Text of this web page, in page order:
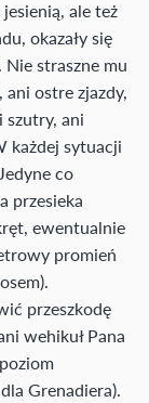
ale też
okazały się
straszne mu
ani ostre zjazdy,
szutry, ani
każdej sytuacji
co
przesieka
ewentualnie
promień
przeszkodę
wehikuł Pana
Grenadiera).